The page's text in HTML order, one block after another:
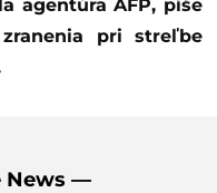
agentúra AFP, píše
pri streľbe
News —